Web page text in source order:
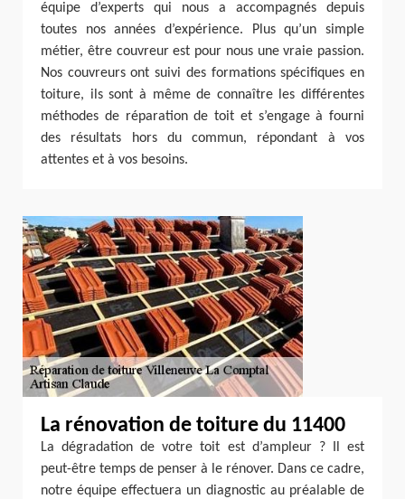
équipe d’experts qui nous a accompagnés depuis
toutes nos années d’expérience. Plus qu’un simple
métier, être couvreur est pour nous une vraie passion.
Nos couvreurs ont suivi des formations spécifiques en
toiture, ils sont à même de connaître les différentes
méthodes de réparation de toit et s’engage à fourni
des résultats hors du commun, répondant à vos
attentes et à vos besoins.
La rénovation de toiture du 11400
La dégradation de votre toit est d’ampleur ? Il est
peut-être temps de penser à le rénover. Dans ce cadre,
notre équipe effectuera un diagnostic au préalable de